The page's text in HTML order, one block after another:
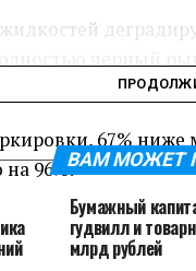
67%
96%.ВАМ МОЖЕТ
Бумажный
гудвилл и
млрд рублей